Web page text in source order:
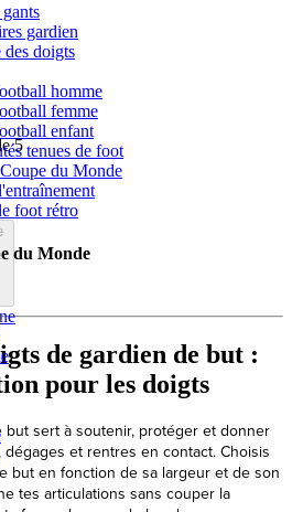
gardien
des doigts
homme
femme
enfant
tenues de foot
du Monde
foot rétro
du Monde
5
de gardien de but :
pour les doigts
sert à soutenir, protéger et donner
et rentres en contact. Choisis
but en fonction de sa largeur et de son
tes articulations sans couper la